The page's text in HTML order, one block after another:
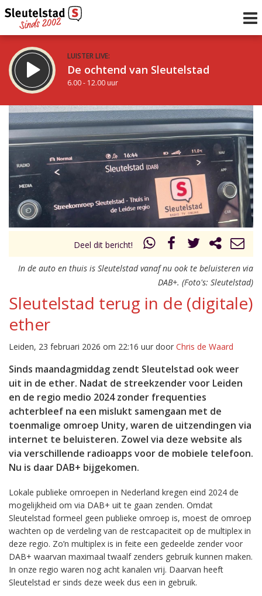
LUISTER LIVE:
De ochtend van Sleutelstad
6.00 - 12.00 uur
STRAKS:
De middag van Sleutelstad
12.00 - 18.00 uur
Vorig uur
uur 1 van 0 Volgend uur
Deel dit bericht!
In de auto en thuis is Sleutelstad vanaf nu ook te beluisteren via
DAB+. (Foto's: Sleutelstad)
Sleutelstad terug in de (digitale)
ether
Leiden, 23 februari 2026 om 22:16 uur door Chris de Waard
Sinds maandagmiddag zendt Sleutelstad ook weer
uit in de ether. Nadat de streekzender voor Leiden
en de regio medio 2024 zonder frequenties
achterbleef na een mislukt samengaan met de
toenmalige omroep Unity, waren de uitzendingen via
internet te beluisteren. Zowel via deze website als
via verschillende radioapps voor de mobiele telefoon.
Nu is daar DAB+ bijgekomen.
Lokale publieke omroepen in Nederland kregen eind 2024 de
mogelijkheid om via DAB+ uit te gaan zenden. Omdat
Sleutelstad formeel geen publieke omroep is, moest de omroep
wachten op de verdeling van de restcapaciteit op de multiplex in
deze regio. Zo’n multiplex is in feite een gedeelde zender voor
DAB+ waarvan maximaal twaalf zenders gebruik kunnen maken.
In onze regio waren nog acht kanalen vrij. Daarvan heeft
Sleutelstad er sinds deze week dus een in gebruik.